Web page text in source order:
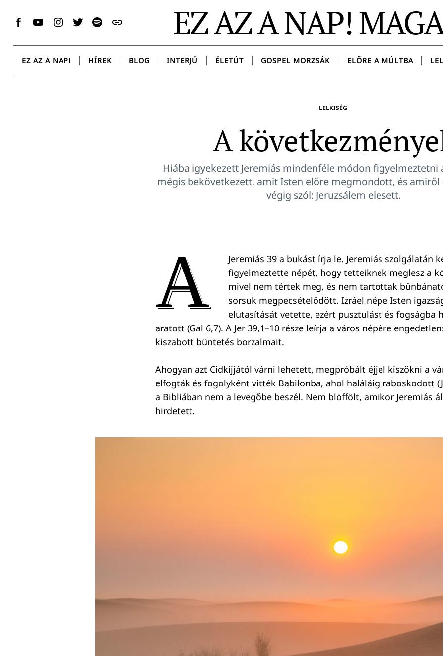
Facebook
YouTubeInstagram
TwitterSpotifyMessenger EZ AZ A NAP!
EZ AZ A NAP! HÍREK BLOG INTERJÚ ÉLETÚT GOSPEL MORZSÁK ELŐRE A MÚLTBA
LELKISÉG
A
Hiába igyekezett Jeremiás mindenféle módon figyelmeztetni
mégis bekövetkezett, amit Isten előre megmondott, és amiről
végig szól: Jeruzsálem elesett.
A
Jeremiás 39 a bukást írja le. Jeremiás szolgálatán
figyelmeztette népét, hogy tetteiknek meglesz a
mivel nem tértek meg, és nem tartottak
sorsuk megpecsételődött. Izráel népe Isten
elutasítását vetette, ezért pusztulást és fogságba
aratott (Gal 6,7). A Jer 39,1–10 része leírja a város népére
kiszabott büntetés borzalmait.
Ahogyan azt Cidkijjától várni lehetett, megpróbált éjjel kiszökni a
elfogták és fogolyként vitték Babilonba, ahol haláláig raboskodott
a Bibliában nem a levegőbe beszél. Nem blöffölt, amikor Jeremiás
hirdetett.